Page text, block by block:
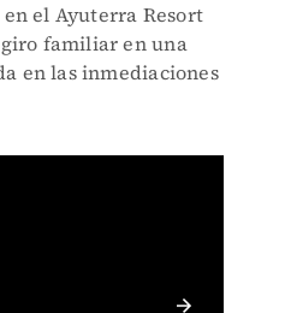
el Ayuterra Resort
familiar en una
en las inmediaciones